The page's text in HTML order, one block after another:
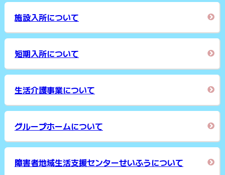
施設入所について
短期入所について
生活介護事業について
グループホームについて
障害者地域生活支援センターせいふうについて